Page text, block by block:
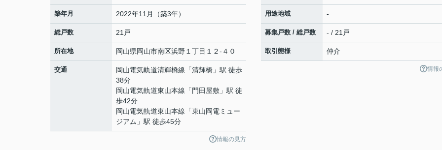
築年月 2022年11月（築3年）
総戸数 21戸
所在地 岡山県岡山市南区浜野１丁目１２-４０
交通 岡山電気軌道清輝橋線 「清輝橋 」駅 徒歩
38分
岡山電気軌道東山本線 「 門田屋敷 」駅 徒
歩42分
岡山電気軌道東山本線 「東山岡電ミュー
ジアム 」駅 徒歩45分
情報の見方
用途地域 -
募集戸数 / 総戸数 - / 21戸
取引態様 仲介
情報